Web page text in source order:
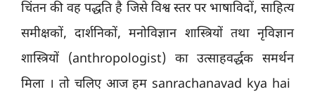
चिंतन की वह पद्धति है जिसे विश्व स्तर पर भाषाविदों, साहित्य
समीक्षकों, दार्शनिकों, मनोविज्ञान शास्त्रियों तथा नृविज्ञान
शास्त्रियों (anthropologist) का उत्साहवर्द्धक समर्थन
मिला । तो चलिए आज हम sanrachanavad kya hai